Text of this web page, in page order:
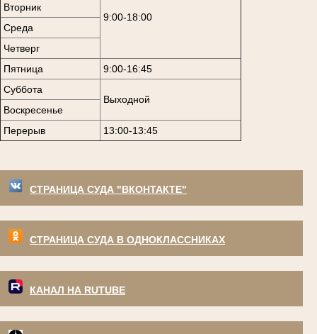
9:00-18:00
Вторник
Среда
Четверг
Пятница
9:00-16:45
Суббота
Выходной
Воскресенье
Перерыв
13:00-13:45
СТРАНИЦА СУДА "ВКОНТАКТЕ"
СТРАНИЦА СУДА В ОДНОКЛАССНИКАХ
КАНАЛ НА RUTUBE